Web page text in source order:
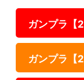
ガンプラ【
ガンプラ【